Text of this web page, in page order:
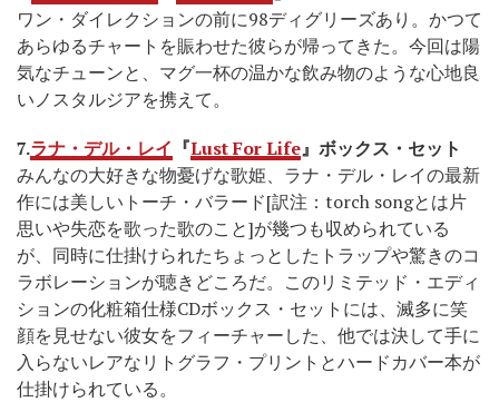
ワン・ダイレクションの前に98ディグリーズあり。かつて
あらゆるチャートを賑わせた彼らが帰ってきた。今回は陽
気なチューンと、マグ一杯の温かな飲み物のような心地良
いノスタルジアを携えて。
7.ラナ・デル・レイ 『Lust For Life』ボックス・セット
みんなの大好きな物憂げな歌姫、ラナ・デル・レイの最新
作には美しいトーチ・バラード[訳注：torch songとは片
思いや失恋を歌った歌のこと]が幾つも収められている
が、同時に仕掛けられたちょっとしたトラップや驚きのコ
ラボレーションが聴きどころだ。このリミテッド・エディ
ションの化粧箱仕様CDボックス・セットには、滅多に笑
顔を見せない彼女をフィーチャーした、他では決して手に
入らないレアなリトグラフ・プリントとハードカバー本が
仕掛けられている。